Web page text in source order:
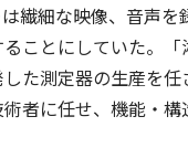
繊細な映像、音声
ことにしていた。
た測定器の生産を
者に任せ、機能・